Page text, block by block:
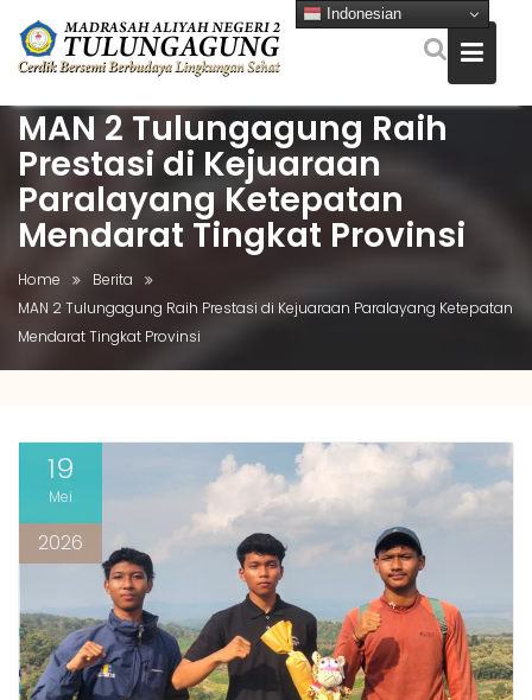
Skip
content
MAN 2 Tulungagung Raih
Prestasi di Kejuaraan
Paralayang Ketepatan
Mendarat Tingkat Provinsi
Home
Berita
MAN 2 Tulungagung Raih Prestasi di Kejuaraan Paralayang Ketepatan
Mendarat Tingkat Provinsi
19
Mei
2026
Indonesian